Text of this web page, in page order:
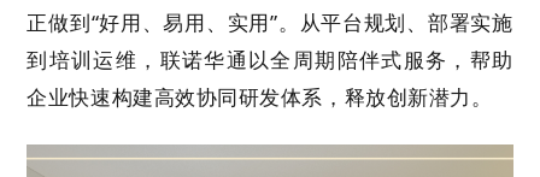
正做到“好用、易用、实用”。从平台规划、部署实施
到培训运维，联诺华通以全周期陪伴式服务，帮助
企业快速构建高效协同研发体系，释放创新潜力。